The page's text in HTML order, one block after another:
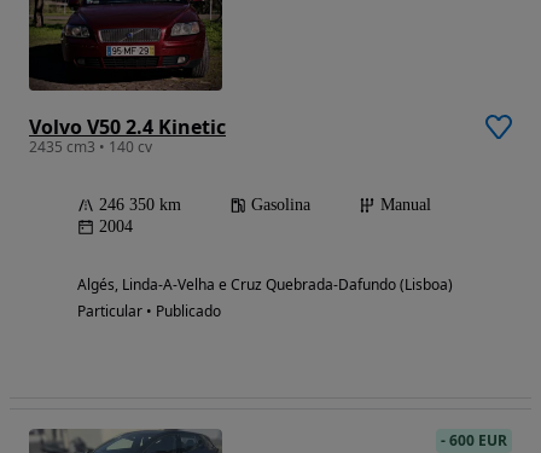
Volvo V50 2.4 Kinetic
2435 cm3 • 140 cv
246 350 km Gasolina
Manual
2004
Algés, Linda-A-Velha e Cruz Quebrada-Dafundo (Lisboa)
Particular • Publicado
-600 EUR